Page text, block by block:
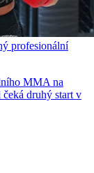
profesionální
MMA na
druhý start v